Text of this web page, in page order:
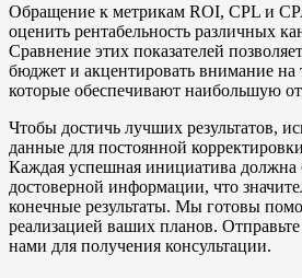
Обращение к метрикам ROI, CPL и
оценить рентабельность различных
Сравнение этих показателей
бюджет и акцентировать внимание на
которые обеспечивают наибольшую
Чтобы достичь лучших результатов,
данные для постоянной
Каждая успешная инициатива должна
достоверной информации, что
конечные результаты. Мы готовы
реализацией ваших планов. Отправьте
нами для получения консультации.